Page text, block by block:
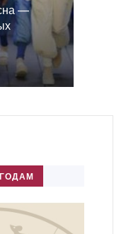
—